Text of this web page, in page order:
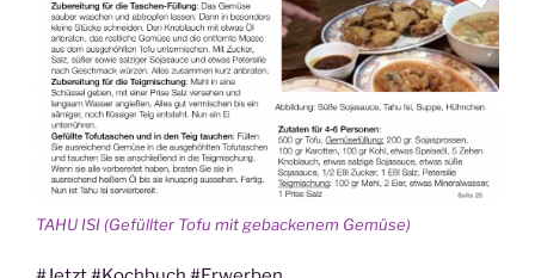
TAHU ISI (Gefüllter Tofu mit gebackenem Gemüse)